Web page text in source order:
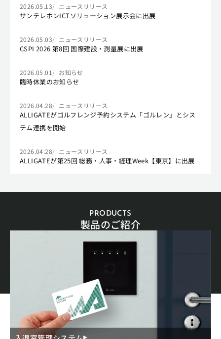
2026.05.13 ニュースリリース
サンテレホンICTソリューション展示会に出展
2026.05.03 ニュースリリース
CSPI 2026 第8回 国際建設・測量展に出展
2026.05.01 お知らせ
臨時休業のお知らせ
2026.04.28 ニュースリリース
ALLIGATEがゴルフレンジ予約システム「ゴルレン」とシス
テム連携を開始
2026.04.28 ニュースリリース
ALLIGATEが第25回 総務・人事・経理Week【東京】に出展
PRODUCTS
製品のご紹介